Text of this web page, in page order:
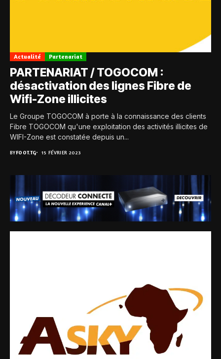
Actualité Partenariat
PARTENARIAT / TOGOCOM :
désactivation des lignes Fibre de
Wifi-Zone illicites
Le Groupe TOGOCOM à porte à la connaissance des clients
Fibre TOGOCOM qu'une exploitation des activités illicites de
WIFI-Zone est constatée depuis un...
BYFOOT.TG 15 FÉVRIER 2023